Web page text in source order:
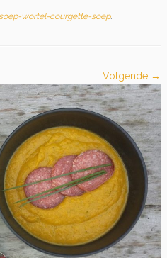
wortel-courgette-soep.
Volgende →